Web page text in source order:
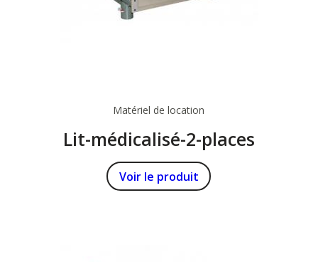
Matériel de location
Lit-médicalisé-2-places
Voir le produit